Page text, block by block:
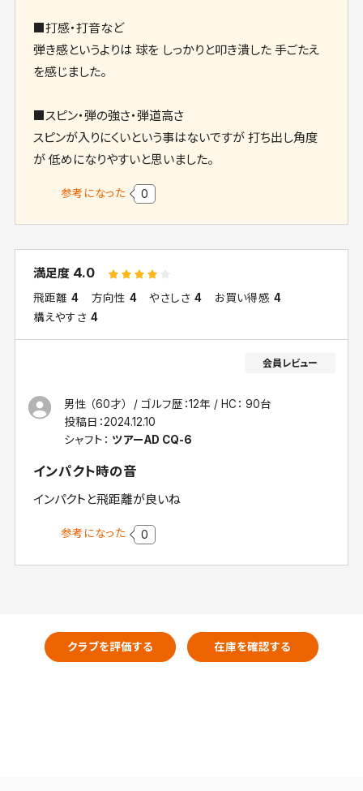
■打感・打音など
弾き感というよりは 球を しっかりと叩き潰した 手ごたえ
を感じました。
■スピン・弾の強さ・弾道高さ
スピンが入りにくいという事はないですが 打ち出し角度
が 低めになりやすいと思いました。
参考になった 0
満足度 4.0
飛距離 4 方向性 4 やさしさ 4 お買い得感 4
構えやすさ 4
男性 （60才） ゴルフ歴：12年
HC： 90台
投稿日：2024.12.10
シャフト： ツアーAD CQ-6
インパクト時の音
インパクトと飛距離が良いね
参考になった 0
クラブを評価する 在庫を確認する